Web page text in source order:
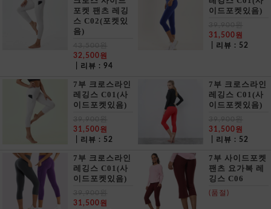
포켓 팬츠 레깅
스 C02(포켓있
음)
32,500원
| 리뷰 : 94
이드포켓있음)
31,500원
| 리뷰 : 52
7부 크로스라인
레깅스 C01(사
이드포켓있음)
31,500원
| 리뷰 : 52
7부 크로스라인
레깅스 C01(사
이드포켓있음)
31,500원
| 리뷰 : 52
7부 크로스라인
레깅스 C01(사
이드포켓있음)
31,500원
7부 사이드포켓
팬츠 요가복 레
깅스 C06
(품절)